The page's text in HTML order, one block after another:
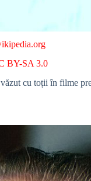
BY-SA 3.0
cu toții în filme